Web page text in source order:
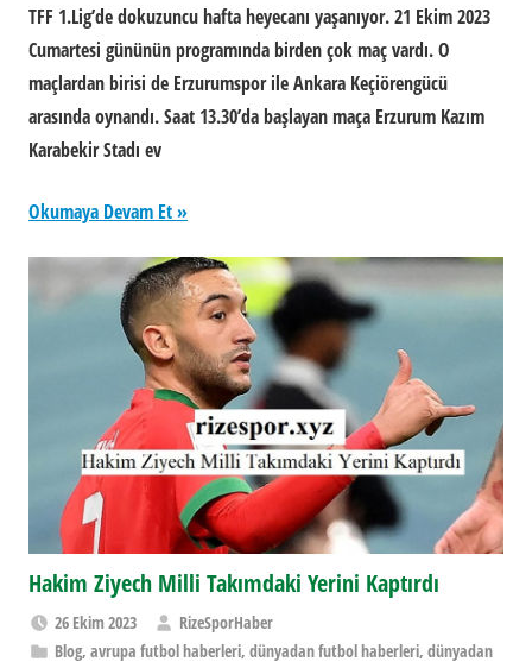
TFF 1.Lig’de dokuzuncu hafta heyecanı yaşanıyor. 21 Ekim 2023
Cumartesi gününün programında birden çok maç vardı. O
maçlardan birisi de Erzurumspor ile Ankara Keçiörengücü
arasında oynandı. Saat 13.30’da başlayan maça Erzurum Kazım
Karabekir Stadı ev
Okumaya Devam Et
Hakim Ziyech Milli Takımdaki Yerini Kaptırdı
26 Ekim 2023
RizeSporHaber
Blog,avrupa futbol haberleri,dünyadan futbol haberleri,dünyadan